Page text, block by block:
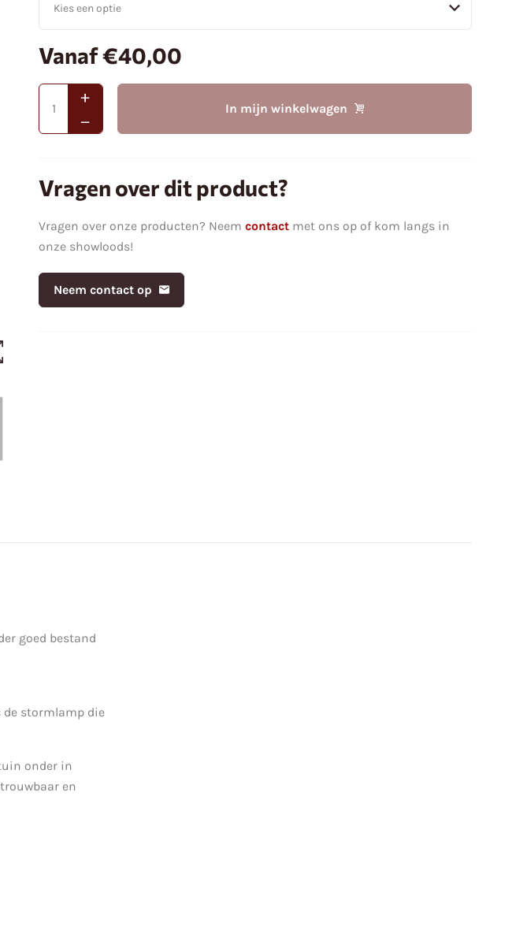
Vanaf€40,00
In mijn winkelwagen
Vragen over dit product?
Vragen over onze producten? Neem contact met ons op of kom langs in
onze showloods!
Neem contact op
goed bestand
stormlamp die
onder in
en